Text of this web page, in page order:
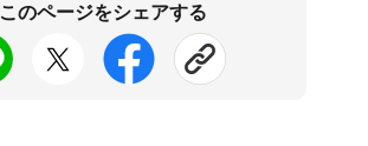
このページをシェアする